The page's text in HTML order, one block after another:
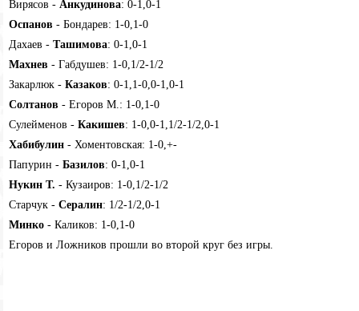
Вирясов - Анкудинова: 0-1,0-1
Оспанов - Бондарев: 1-0,1-0
Дахаев - Ташимова: 0-1,0-1
Махнев - Габдушев: 1-0,1/2-1/2
Закарлюк - Казаков: 0-1,1-0,0-1,0-1
Солтанов - Егоров М.: 1-0,1-0
Сулейменов - Какишев: 1-0,0-1,1/2-1/2,0-1
Хабибулин - Хоментовская: 1-0,+-
Папурин - Базилов: 0-1,0-1
Нукин Т. - Кузаиров: 1-0,1/2-1/2
Старчук - Сералин: 1/2-1/2,0-1
Минко - Каликов: 1-0,1-0
Егоров и Ложников прошли во второй круг без игры.